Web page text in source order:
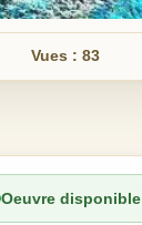
Vues : 83
Oeuvre disponible